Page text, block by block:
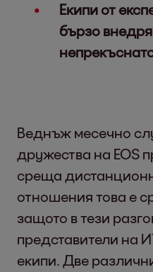
Екипи от
бързо
Веднъж месечно
дружества на EOS
среща
отношения това е
защото в тези
представители на
екипи. Две